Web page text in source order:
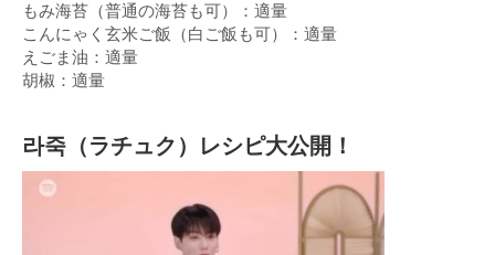
もみ海苔（普通の海苔も可）：適量
こんにゃく玄米ご飯（白ご飯も可）：適量
えごま油：適量
胡椒：適量
라죽（ラチュク）レシピ大公開！